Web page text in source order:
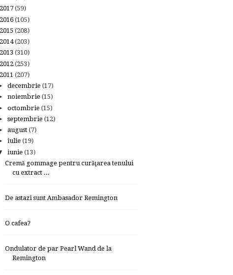
2017 (59)
2016 (105)
2015 (208)
2014(203)
2013 (310)
2012 (253)
2011 (207)
decembrie (17)
noiembrie (15)
octombrie (15)
septembrie (12)
august (7)
iulie (19)
iunie (13)
Cremă gommage pentru curăţarea tenului
cu extract ...
De astazi sunt Ambasador Remington
O cafea?
Ondulator de par Pearl Wand de la
Remington